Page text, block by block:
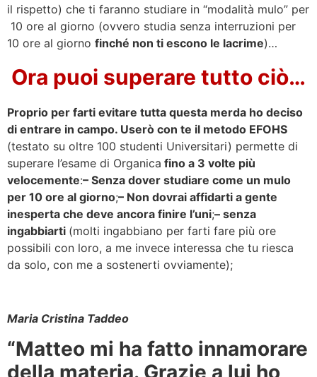
il rispetto) che ti faranno studiare in “modalità mulo” per
10 ore al giorno (ovvero studia senza interruzioni per
10 ore al giorno finché non ti escono le lacrime)…
Ora puoi superare tutto ciò…
Proprio per farti evitare tutta questa merda ho deciso
di entrare in campo. Userò con te il metodo EFOHS
(testato su oltre 100 studenti Universitari) permette di
superare l’esame di Organica fino a 3 volte più
velocemente:– Senza dover studiare come un mulo
per 10 ore al giorno;– Non dovrai affidarti a gente
inesperta che deve ancora finire l’uni;– senza
ingabbiarti (molti ingabbiano per farti fare più ore
possibili con loro, a me invece interessa che tu riesca
da solo, con me a sostenerti ovviamente);
Maria Cristina Taddeo
“Matteo mi ha fatto innamorare
della materia. Grazie a lui ho